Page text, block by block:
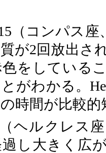
（コンパス座
が2回放出さ
をしている
がわかる。
時間が比較
ヘルクレス
し大きく広